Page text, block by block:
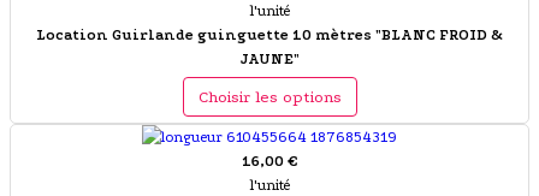
l'unité
Location Guirlande guinguette 10 mètres "BLANC FROID &
JAUNE"
Choisir les options
16,00 €
l'unité